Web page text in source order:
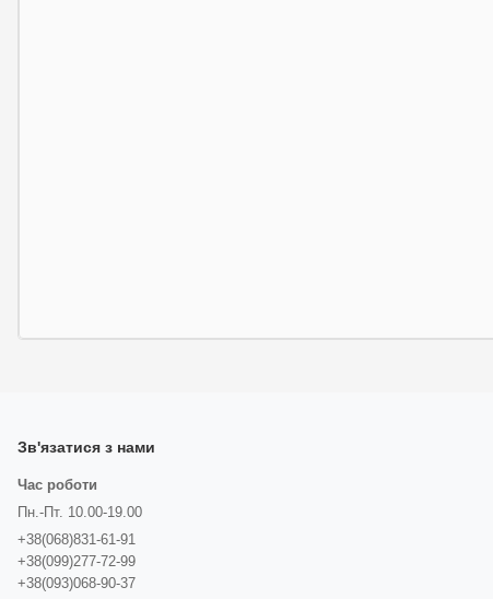
Зв'язатися з нами
Час роботи
Пн.-Пт. 10.00-19.00
+38(068)831-61-91
+38(099)277-72-99
+38(093)068-90-37